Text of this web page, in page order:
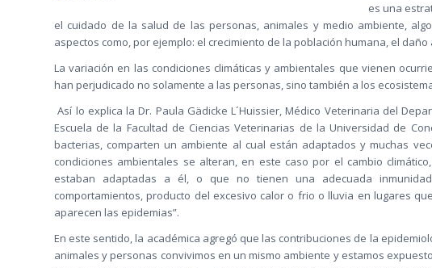
es una
el cuidado de la salud de las personas, animales y medio ambiente,
aspectos como, por ejemplo: el crecimiento de la población humana, el
La variación en las condiciones climáticas y ambientales que vienen
han perjudicado no solamente a las personas, sino también a los
Así lo explica la Dr. Paula Gädicke L´Huissier, Médico Veterinaria del
Escuela de la Facultad de Ciencias Veterinarias de la Universidad de
bacterias, comparten un ambiente al cual están adaptados y muchas
condiciones ambientales se alteran, en este caso por el cambio
estaban adaptadas a él, o que no tienen una adecuada
comportamientos, producto del excesivo calor o frio o lluvia en lugares
aparecen las epidemias”.
En este sentido, la académica agregó que las contribuciones de la
animales y personas convivimos en un mismo ambiente y estamos